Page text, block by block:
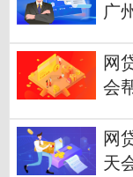
广
网
会
网
天